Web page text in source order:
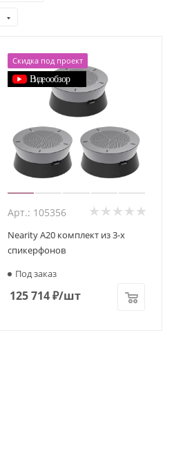
Скидка под проект
Арт.: 105356
Nearity A20 комплект из 3-х
спикерфонов
Под заказ
125 714₽/шт